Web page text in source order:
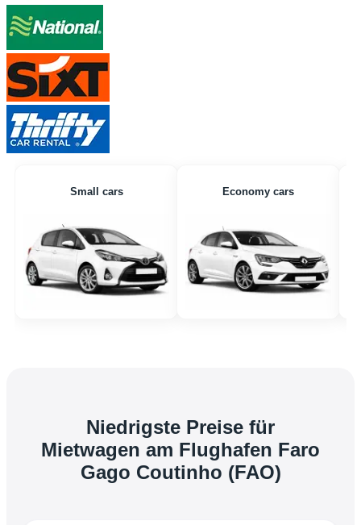
Small cars Economy cars
Niedrigste Preise für
Mietwagen am Flughafen Faro
Gago Coutinho (FAO)